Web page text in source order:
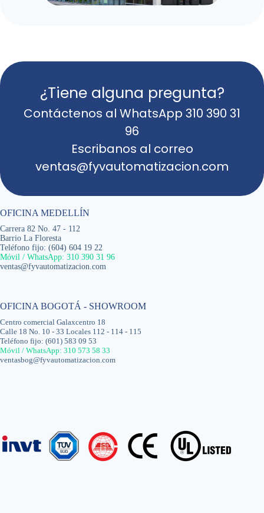
¿Tiene alguna pregunta?
Contáctenos al WhatsApp 310 390 31
96
Escribanos al correo
ventas@fyvautomatizacion.com
OFICINA MEDELLÍN
Carrera 82 No. 47 - 112
Barrio La Floresta
Teléfono fijo: (604) 604 19 22
Móvil / WhatsApp: 310 390 31 96
ventas@fyvautomatizacion.com
OFICINA BOGOTÁ - SHOWROOM
Centro comercial Galaxcentro 18
Calle 18 No. 10 - 33 Locales 112 - 114 - 115
Teléfono fijo: (601) 583 09 53
Móvil / WhatsApp: 310 573 58 33
ventasbog@fyvautomatizacion.com